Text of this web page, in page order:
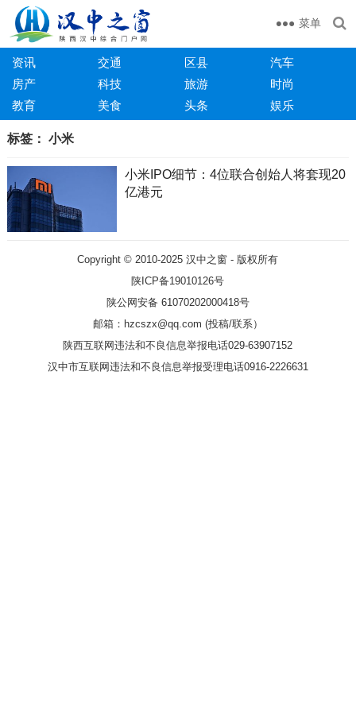
菜单
资讯 交通 区县
汽车
房产
科技 旅游
时尚
教育
美食 头条 娱乐
标签： 小米
小米IPO细节：4位联合创始人将套现20
亿港元
Copyright © 2010-2025汉中之窗 - 版权所有
陕ICP备19010126号
陕公网安备 61070202000418号
邮箱：hzcszx@qq.com (投稿/联系）
陕西互联网违法和不良信息举报电话029-63907152
汉中市互联网违法和不良信息举报受理电话0916-2226631